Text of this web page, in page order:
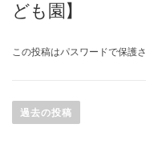
ども園】
この投稿はパスワードで保護
稿
過去の投稿